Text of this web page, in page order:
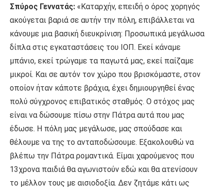
Σπύρος Γεννατάς: «Καταρχήν, επειδή ο όρος χορηγός
ακούγεται βαριά σε αυτήν την πόλη, επιβάλλεται να
κάνουμε μια βασική διευκρίνιση: Προσωπικά μεγάλωσα
δίπλα στις εγκαταστάσεις του ΙΟΠ. Εκεί κάναμε
μπάνιο, εκεί τρώγαμε τα παγωτά μας, εκεί παίζαμε
μικροί. Και σε αυτόν τον χώρο που βρισκόμαστε, στον
οποίον ήταν κάποτε βράχια, έχει δημιουργηθεί ένας
πολύ σύγχρονος επιβατικός σταθμός. Ο στόχος μας
είναι να δώσουμε πίσω στην Πάτρα αυτά που μας
έδωσε. Η πόλη μας μεγάλωσε, μας σπούδασε και
θέλουμε να της το ανταποδώσουμε. Εξακολουθώ να
βλέπω την Πάτρα ρομαντικά. Είμαι χαρούμενος που
13χρονα παιδιά θα αγωνιστούν εδώ και θα ατενίσουν
το μέλλον τους με αισιοδοξία. Δεν ζητάμε κάτι ως